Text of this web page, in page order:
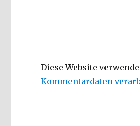
Diese Website
Kommentardaten